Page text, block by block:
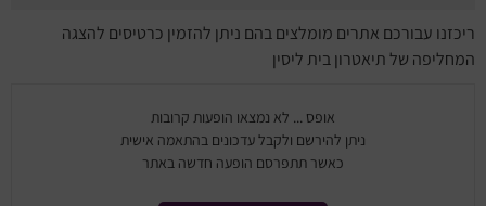
ריכזנו עבורכם אתרים מומלצים בהם ניתן להזמין כרטיסים להצגה
המחליפה של תיאטרון בית ליסין
אופס ... לא נמצאו הופעות קרובות
ניתן להירשם ולקבל עדכונים בהתאמה אישית
כאשר תתפרסם הופעה חדשה באתר